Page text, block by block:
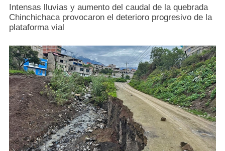
Intensas lluvias y aumento del caudal de la quebrada
Chinchichaca provocaron el deterioro progresivo de la
plataforma vial